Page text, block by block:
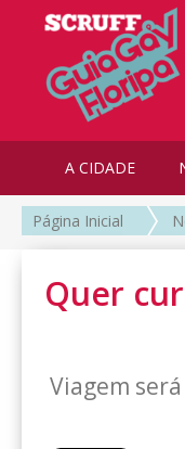
A CIDADE
Página Inicial
Quer
Viagem